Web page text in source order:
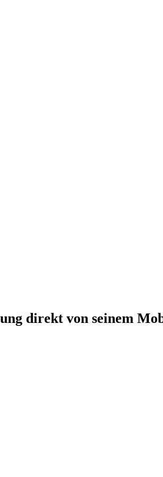
direkt von seinem